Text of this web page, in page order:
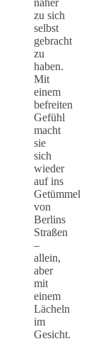
zu sich
selbst
gebracht
zu
haben.
Mit
einem
befreiten
Gefühl
macht
sie
sich
wieder
auf ins
Getümmel
von
Berlins
Straßen
–
allein,
aber
mit
einem
Lächeln
im
Gesicht.